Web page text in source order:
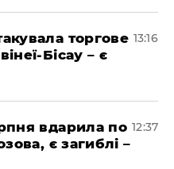
торгове
Бісау – є
13:16
вдарила по
є загиблі –
12:37